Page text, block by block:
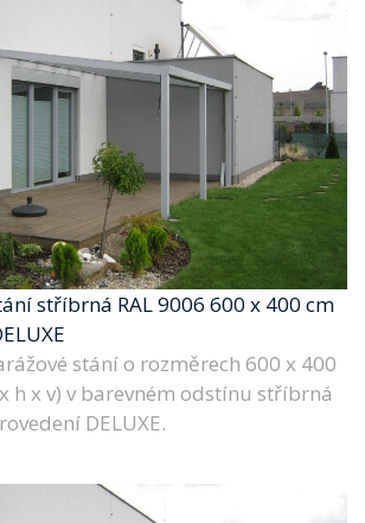
stříbrná RAL 9006 600 x 400 cm
stání o rozměrech 600 x 400
h x v) v barevném odstínu stříbrná
DELUXE.